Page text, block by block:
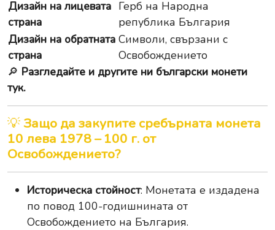
Дизайн на лицевата
страна
Герб на Народна
република България
Дизайн на обратната
страна
Символи, свързани с
Освобождението
🔎 Разгледайте и другите ни български монети
тук.
💡Защо да закупите сребърната монета
10 лева 1978 – 100 г. от
Освобождението?
Историческа стойност: Монетата е издадена
по повод 100-годишнината от
Освобождението на България.